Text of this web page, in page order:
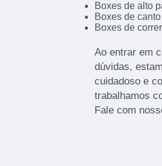
Boxes de alto
Boxes de canto
Boxes de correr
Ao entrar em
dúvidas,
cuidadoso e
trabalhamos
Fale com